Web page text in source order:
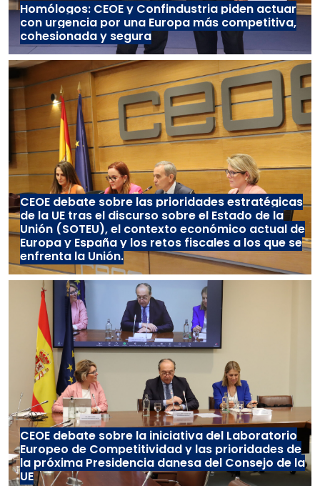
Homólogos: CEOE y Confindustria piden actuar
con urgencia por una Europa más competitiva,
cohesionada y segura
CEOE debate sobre las prioridades estratégicas
de la UE tras el discurso sobre el Estado de la
Unión (SOTEU), el contexto económico actual de
Europa y España y los retos fiscales a los que se
enfrenta la Unión.
CEOE debate sobre la iniciativa del Laboratorio
Europeo de Competitividad y las prioridades de
la próxima Presidencia danesa del Consejo de la
UE